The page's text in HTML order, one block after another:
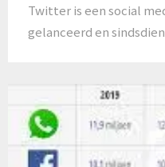
Twitter is een social
gelanceerd en